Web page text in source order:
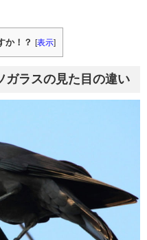
か！？ [表示]
ガラスの見た目の違い